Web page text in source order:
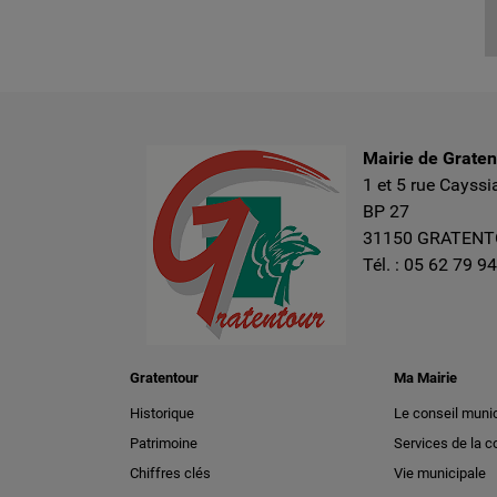
Mairie de
1 et 5 rue
BP 27
31150
Tél. : 05 62 79
Gratentour
Historique
Patrimoine
Chiffres clés
Ma Mairie
Le conseil
Services de la
Vie municipale